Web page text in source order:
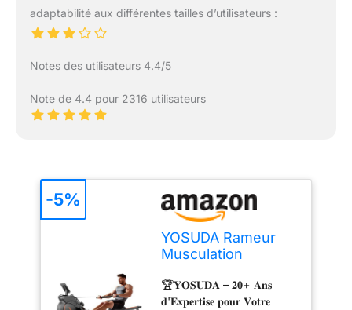
adaptabilité aux différentes tailles d’utilisateurs :
Notes des utilisateurs 4.4/5
Note de 4.4 pour 2316 utilisateurs
YOSUDA Rameur
Musculation
Interactif, High-
Power 16 Niveaux
🏆𝐘𝐎𝐒𝐔𝐃𝐀 – 𝟐𝟎+ 𝐀𝐧𝐬
𝐝'𝐄𝐱𝐩𝐞𝐫𝐭𝐢𝐬𝐞 𝐩𝐨𝐮𝐫 𝐕𝐨𝐭𝐫𝐞
-5%